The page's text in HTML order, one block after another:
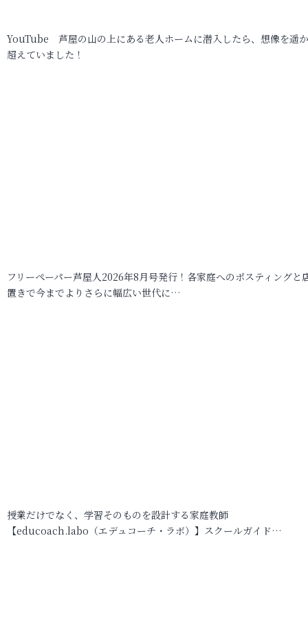
YouTube 芦屋の山の上にある老人ホームに潜入したら、想像を遥
超えていました！
フリーペーパー芦屋人2026年8月号発行！各家庭へのポスティングと
置きで今までよりさらに幅広い世代に…
授業だけでなく、学習そのものを設計する家庭教師
【educoach.labo（エデュコーチ・ラボ）】スクールガイド…